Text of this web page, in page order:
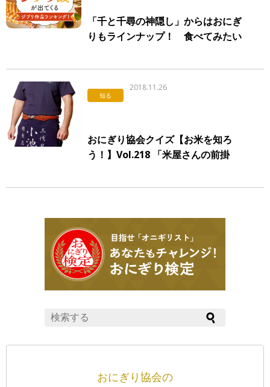
「千と千尋の神隠し」からはおにぎ
りもラインナップ！ 食べてみたい
キング
知る
2018.11.26
おにぎり協会クイズ【お米を知ろ
う！】Vol.218 「米屋さんの前掛
おにぎり協会の